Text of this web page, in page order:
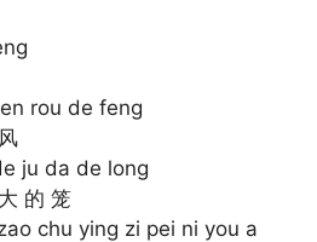
rou de feng
ju da de long
的 笼
chu ying zi pei ni you a